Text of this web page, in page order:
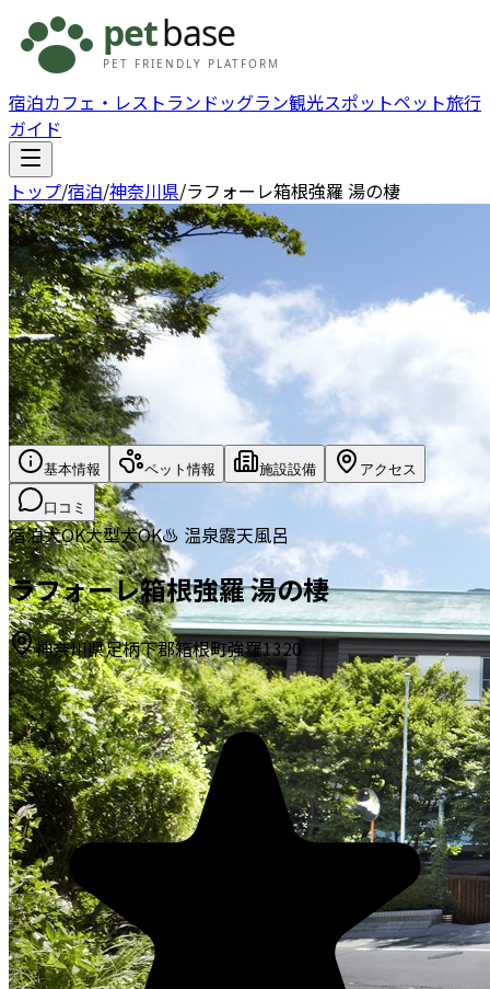
宿泊カフェ・レストラン ドッグラン観光スポットペット旅行
ガイド
トップ/宿泊/神奈川県/ラフォーレ箱根強羅 湯の棲
基本情報 ペット情報 施設設備 アクセス
口コミ
宿泊犬OK大型犬OK♨️ 温泉露天風呂
ラフォーレ箱根強羅 湯の棲
神奈川県足柄下郡箱根町強羅1320